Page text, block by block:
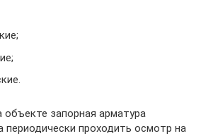
объекте запорная арматура
периодически проходить осмотр на